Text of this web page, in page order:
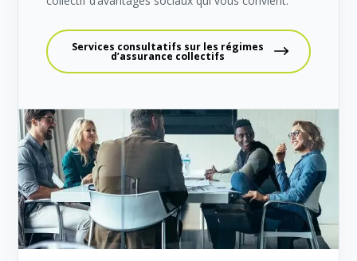
Services consultatifs sur les régimes
d’assurance collectifs